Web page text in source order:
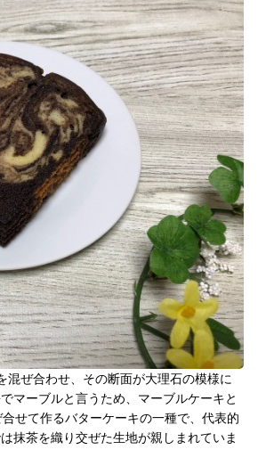
ぜ合わせ、その断面が大理石の模様に
マーブルと言うため、マーブルケーキと
せて作るバターケーキの一種で、代表的
抹茶を織り交ぜた生地が親しまれていま